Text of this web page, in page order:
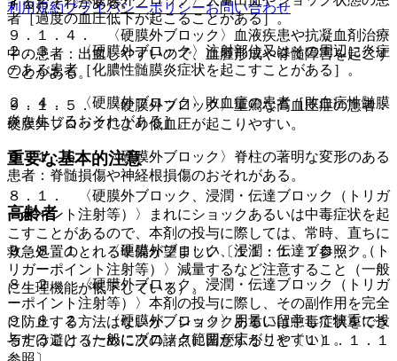
９．１．４． 〈硬膜外ブロック〉血液疾患や抗凝血剤治療
中の患者：出血しやすいので、血腫形成や脊髄障害を起こす
ことがある。
９．１．５． 〈硬膜外ブロック〉重篤な高血圧症の患者：
硬膜外ブロックにより低血圧が起こりやすい。
９．１．６． 〈硬膜外ブロック〉脊柱の著明な変形のある
患者：脊髄損傷や神経根損傷のおそれがある。
高齢者
９．８．１． 〈硬膜外ブロック、浸潤・伝達ブロック（ト
リガーポイント注射等）〉減量するなど注意すること（一般
に生理機能が低下している）。
９．８．２． 〈硬膜外ブロック〉用量に留意して慎重に投
与すること（一般にブロック範囲が広がりやすい）。
者［過度の血圧低下が起こることがある］。
２．３． 〈硬膜外ブロック〉注射部位又はその周辺に炎症
のある患者［化膿性髄膜炎症状を起こすことがある］。
２．４． 〈硬膜外ブロック〉敗血症の患者［敗血症性髄膜
炎を生じるおそれがある］。
重要な基本的注意
８．１． 〈硬膜外ブロック、浸潤・伝達ブロック（トリガ
ーポイント注射等）〉まれにショックあるいは中毒症状を起
こすことがあるので、本剤の投与に際しては、常時、直ちに
救急処置のとれる準備が望ましい〔１１．１．１参照〕。
８．２． 〈硬膜外ブロック、浸潤・伝達ブロック（トリガ
ーポイント注射等）〉本剤の投与に際し、その副作用を完全
に防止する方法はないが、ショックあるいは中毒症状をでき
るだけ避けるために次の諸点に留意すること〔１１．１．１
利用規約プライバシーポリシーお問い合わせ